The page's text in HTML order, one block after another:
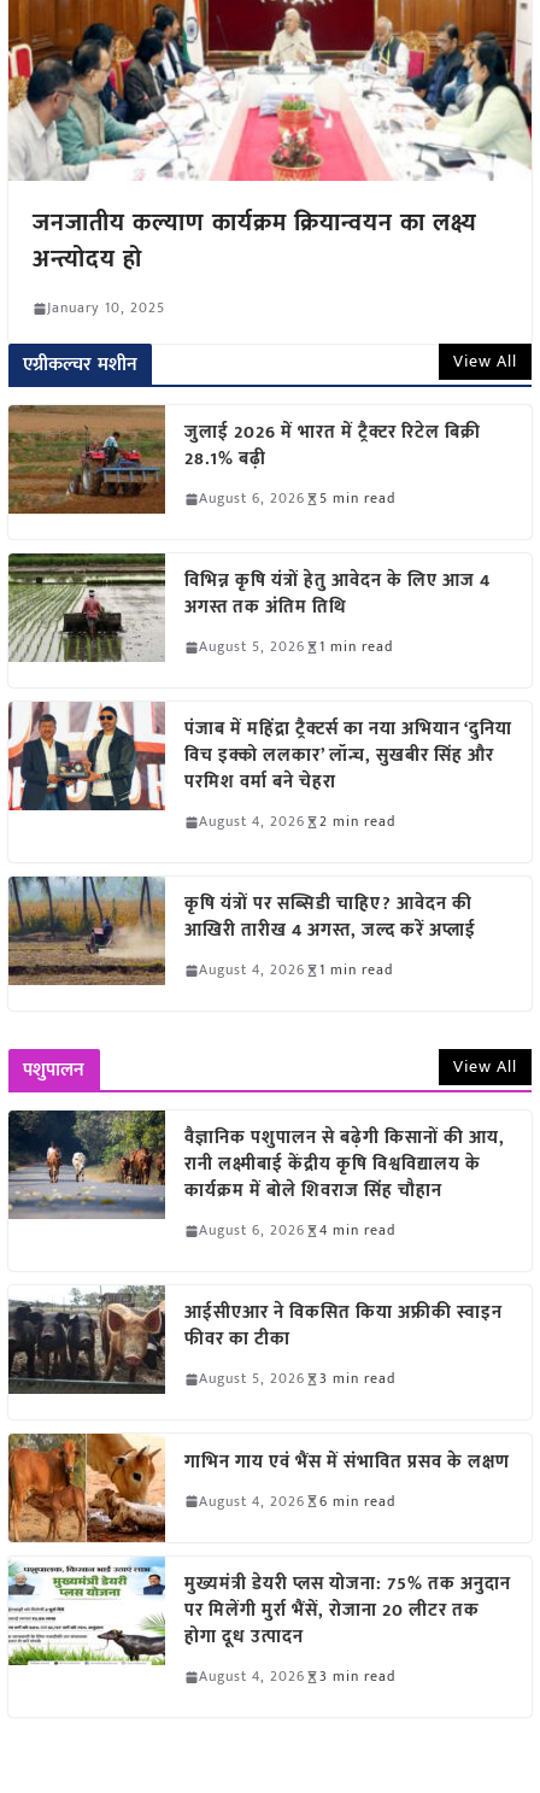
जनजातीय कल्याण कार्यक्रम क्रियान्वयन का लक्ष्य
अन्त्योदय हो
January 10, 2025
एग्रीकल्चर मशीन View All
जुलाई 2026 में भारत में ट्रैक्टर रिटेल बिक्री
28.1% बढ़ी
August 6, 2026 5 min read
विभिन्न कृषि यंत्रों हेतु आवेदन के लिए आज 4
अगस्त तक अंतिम तिथि
August 5, 2026 1 min read
पंजाब में महिंद्रा ट्रैक्टर्स का नया अभियान ‘दुनिया
विच इक्को ललकार’ लॉन्च, सुखबीर सिंह और
परमिश वर्मा बने चेहरा
August 4, 2026 2 min read
कृषि यंत्रों पर सब्सिडी चाहिए? आवेदन की
आखिरी तारीख 4 अगस्त, जल्द करें अप्लाई
August 4, 2026 1 min read
पशुपालन View All
वैज्ञानिक पशुपालन से बढ़ेगी किसानों की आय,
रानी लक्ष्मीबाई केंद्रीय कृषि विश्वविद्यालय के
कार्यक्रम में बोले शिवराज सिंह चौहान
August 6, 2026 4 min read
आईसीएआर ने विकसित किया अफ्रीकी स्वाइन
फीवर का टीका
August 5, 2026 3 min read
गाभिन गाय एवं भैंस में संभावित प्रसव के लक्षण
August 4, 2026 6 min read
मुख्यमंत्री डेयरी प्लस योजना: 75% तक अनुदान
पर मिलेंगी मुर्रा भैंसें, रोजाना 20 लीटर तक
होगा दूध उत्पादन
August 4, 2026 3 min read